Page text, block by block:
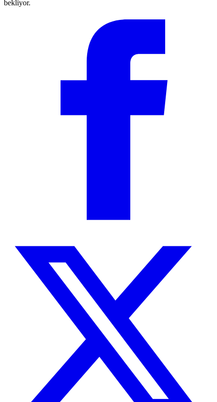
bekliyor.